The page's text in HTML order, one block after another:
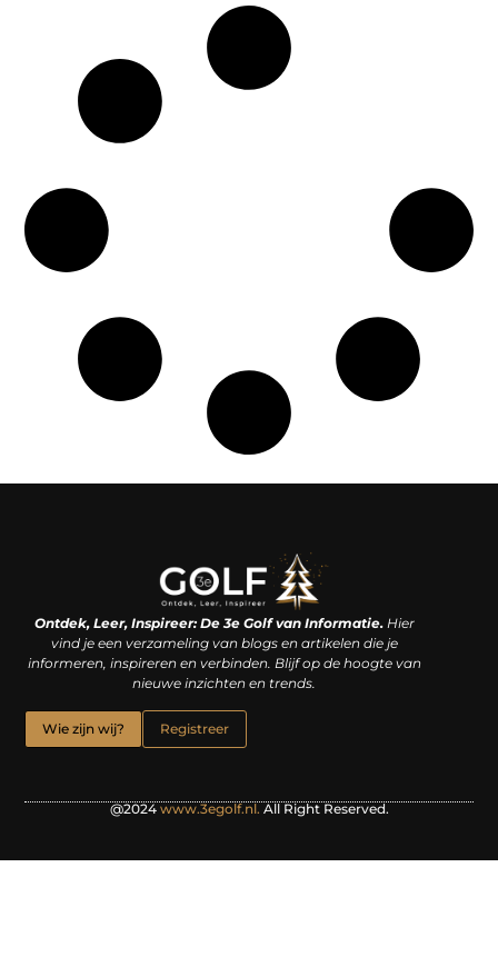
Ontdek, Leer, Inspireer: De 3e Golf van Informatie.Hier
vind je een verzameling van blogs en artikelen die je
informeren, inspireren en verbinden. Blijf op de hoogte van
nieuwe inzichten en trends.
Wie zijn wij? Registreer
@2024 www.3egolf.nl. All Right Reserved.